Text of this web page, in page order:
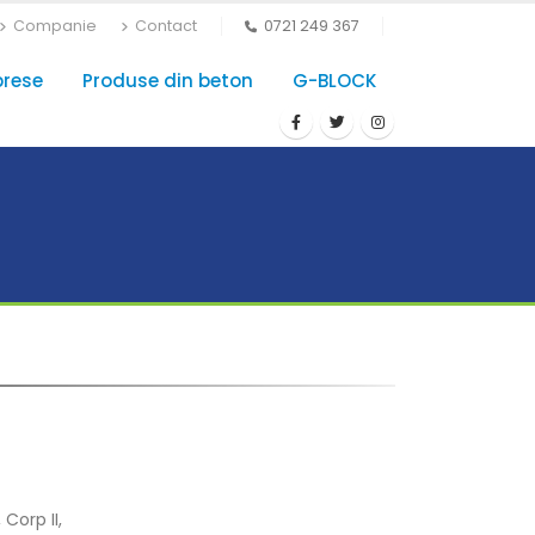
Companie Contact 0721 249 367
Produse din beton G-BLOCK
II,